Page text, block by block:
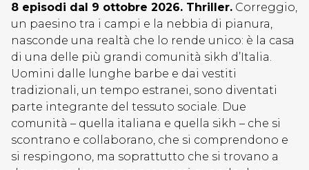
8 episodi dal 9 ottobre 2026. Thriller. Correggio,
un paesino tra i campi e la nebbia di pianura,
nasconde una realtà che lo rende unico: è la casa
di una delle più grandi comunità sikh d’Italia.
Uomini dalle lunghe barbe e dai vestiti
tradizionali, un tempo estranei, sono diventati
parte integrante del tessuto sociale. Due
comunità – quella italiana e quella sikh – che si
scontrano e collaborano, che si comprendono e
si respingono, ma soprattutto che si trovano a